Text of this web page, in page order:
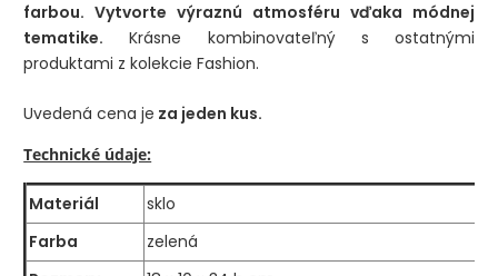
farbou. Vytvorte výraznú atmosféru vďaka módnej
tematike. Krásne kombinovateľný s ostatnými
produktami z kolekcie Fashion.
Uvedená cena je za jeden kus.
Technické údaje:
Materiál
sklo
Farba
zelená